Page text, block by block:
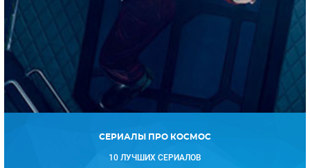
СЕРИАЛЫ ПРО КОСМОС
10 ЛУЧШИХ СЕРИАЛОВ